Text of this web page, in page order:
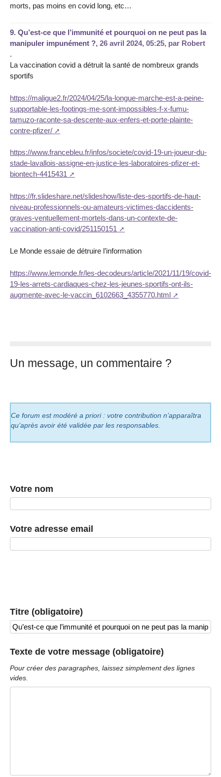
morts, pas moins en covid long, etc…
9. Qu’est-ce que l’immunité et pourquoi on ne peut pas la
manipuler impunément ?, 26 avril 2024, 05:25, par Robert
.
La vaccination covid a détruit la santé de nombreux grands
sportifs
https://maligue2.fr/2024/04/25/la-longue-marche-est-a-peine-
supportable-les-footings-me-sont-impossibles-f-x-fumu-
tamuzo-raconte-sa-descente-aux-enfers-et-porte-plainte-
contre-pfizer/
https://www.francebleu.fr/infos/societe/covid-19-un-joueur-du-
stade-lavallois-assigne-en-justice-les-laboratoires-pfizer-et-
biontech-4415431
https://fr.slideshare.net/slideshow/liste-des-sportifs-de-haut-
niveau-professionnels-ou-amateurs-victimes-daccidents-
graves-ventuellement-mortels-dans-un-contexte-de-
vaccination-anti-covid/251150151
Le Monde essaie de détruire l’information
https://www.lemonde.fr/les-decodeurs/article/2021/11/19/covid-
19-les-arrets-cardiaques-chez-les-jeunes-sportifs-ont-ils-
augmente-avec-le-vaccin_6102663_4355770.html
Un message, un commentaire ?
Ce forum est modéré a priori : votre contribution n’apparaîtra
qu’après avoir été validée par les responsables.
Votre nom
Votre adresse email
Titre (obligatoire)
Texte de votre message (obligatoire)
Pour créer des paragraphes, laissez simplement des lignes
vides.